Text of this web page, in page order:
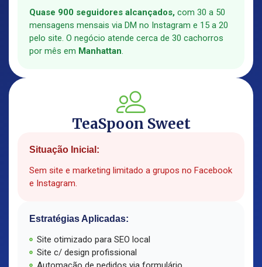
Quase 900 seguidores alcançados, com 30 a 50
mensagens mensais via DM no Instagram e 15 a 20
pelo site. O negócio atende cerca de 30 cachorros
por mês em Manhattan.
TeaSpoon Sweet
Situação Inicial:
Sem site e marketing limitado a grupos no Facebook
e Instagram.
Estratégias Aplicadas:
Site otimizado para SEO local
Site c/ design profissional